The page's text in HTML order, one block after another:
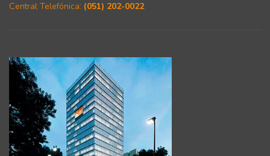
Central Telefónica: (051) 202-0022